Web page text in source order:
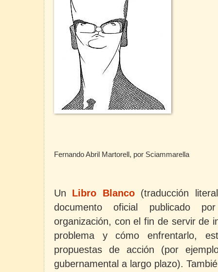
Fernando Abril Martorell, por Sciammarella
Un Libro Blanco(traducción
documento oficial publicado
organización, con el fin de servir de
problema y cómo enfrentarlo,
propuestas de acción (por
gubernamental a largo plazo).